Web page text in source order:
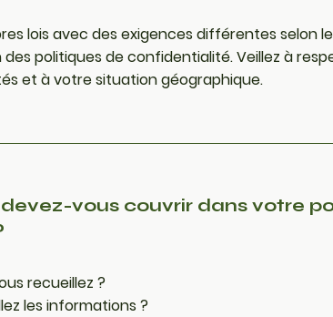
lois avec des exigences différentes selon
politiques de confidentialité. Veillez à
et à votre situation géographique.
vous couvrir dans votre
recueillez ?
les informations ?